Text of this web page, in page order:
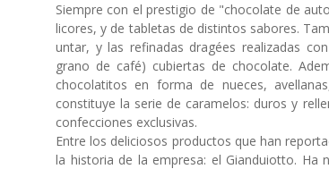
Siempre con el prestigio de "chocolate de
licores, y de tabletas de distintos sabores.
untar, y las refinadas dragées realizadas
grano de café) cubiertas de chocolate.
chocolatitos en forma de nueces,
constituye la serie de caramelos: duros y
confecciones exclusivas.
Entre los deliciosos productos que han
la historia de la empresa: el Gianduiotto. Ha